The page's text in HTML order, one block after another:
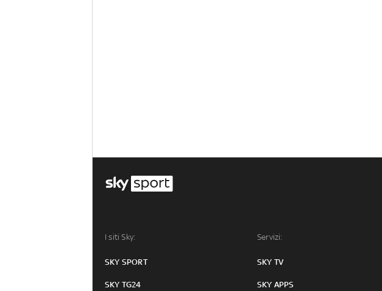
I siti Sky:
SKY SPORT
SKY TG24
Servizi:
SKY TV
SKY APPS